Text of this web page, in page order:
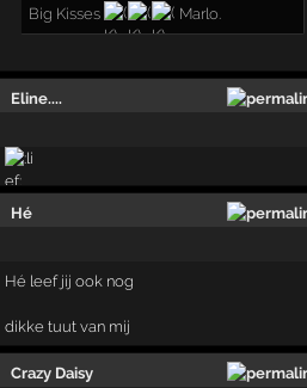
Big Kisses Marlo.
Eline....
Hé
Hé leef jij ook nog
dikke tuut van mij
Crazy Daisy